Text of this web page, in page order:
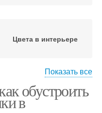
Цвета в интерьере
Серо-бирюзовый
интерьер
Показать все
обустроить
в